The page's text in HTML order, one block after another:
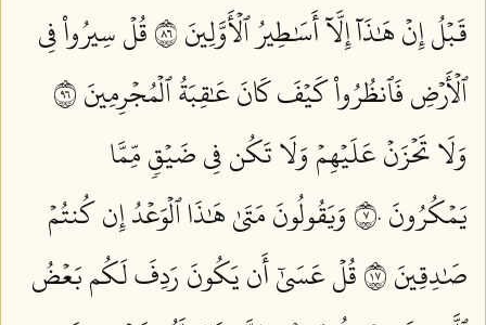
قَبۡلُ إِنۡ هَٰذَآ إِلَّآ أَسَٰطِيرُ ٱلۡأَوَّلِينَ ٦٨
قُلۡ سِيرُواْ فِي
ٱلۡأَرۡضِ فَٱنظُرُواْ كَيۡفَ كَانَ عَٰقِبَةُ ٱلۡمُجۡرِمِينَ ٦٩
وَلَا تَحۡزَنۡ عَلَيۡهِمۡ وَلَا تَكُن فِي ضَيۡقٖ مِّمَّا
يَمۡكُرُونَ ٧٠
وَيَقُولُونَ مَتَىٰ هَٰذَا ٱلۡوَعۡدُ إِن كُنتُمۡ
صَٰدِقِينَ ٧١
قُلۡ عَسَىٰٓ أَن يَكُونَ رَدِفَ لَكُم بَعۡضُ